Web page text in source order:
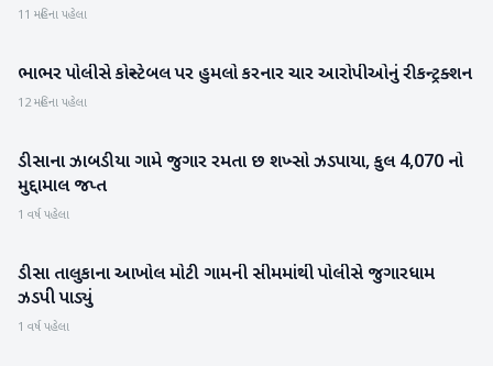
11 મહિના પહેલા
બનાસકાંઠા
ભાભર પોલીસે કોન્સ્ટેબલ પર હુમલો કરનાર ચાર આરોપીઓનું રીકન્ટ્રક્શન
12 મહિના પહેલા
બનાસકાંઠા
ડીસાના ઝાબડીયા ગામે જુગાર રમતા છ શખ્સો ઝડપાયા, કુલ 4,070 નો
મુદ્દામાલ જપ્ત
1 વર્ષ પહેલા
બનાસકાંઠા
ડીસા તાલુકાના આખોલ મોટી ગામની સીમમાંથી પોલીસે જુગારધામ
ઝડપી પાડ્યું
1 વર્ષ પહેલા